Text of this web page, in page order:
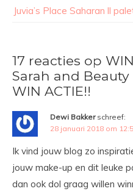
Juvia’s Place Saharan ll
17 reacties op
Sarah and Beauty
WIN ACTIE!!
Dewi Bakker schreef:
28 januari 2018 om
Ik vind jouw blog zo
jouw make-up en dit leuke
dan ook dol graag willen